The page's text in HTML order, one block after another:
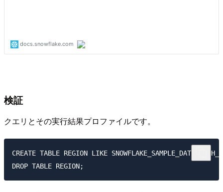
検証
クエリとその実行結果プロファイルです。
CREATE TABLE REGION LIKE